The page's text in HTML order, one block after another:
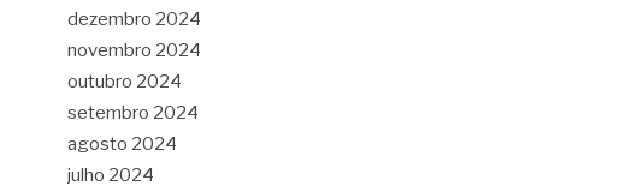
dezembro 2024
novembro 2024
outubro 2024
setembro 2024
agosto 2024
julho 2024